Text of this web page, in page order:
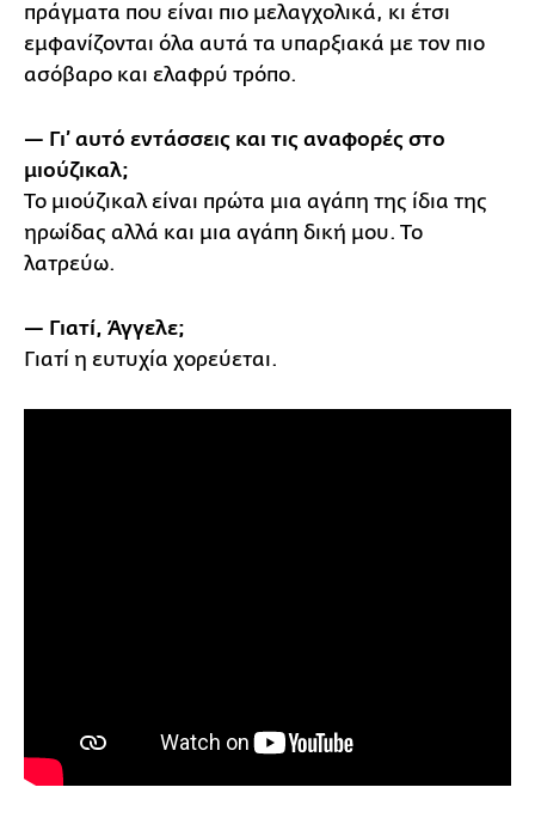
πράγματα που είναι πιο μελαγχολικά, κι έτσι
εμφανίζονται όλα αυτά τα υπαρξιακά με τον πιο
ασόβαρο και ελαφρύ τρόπο.
— Γι’ αυτό εντάσσεις και τις αναφορές στο
μιούζικαλ;
Το μιούζικαλ είναι πρώτα μια αγάπη της ίδια της
ηρωίδας αλλά και μια αγάπη δική μου. Το
λατρεύω.
— Γιατί, Άγγελε;
Γιατί η ευτυχία χορεύεται.